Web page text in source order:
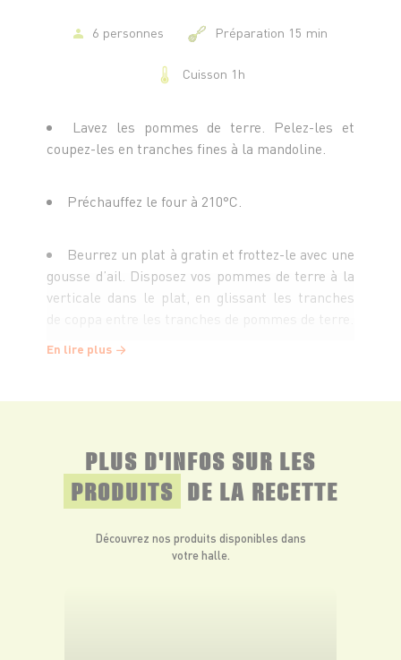
6 personnes Préparation 15 min
Cuisson 1h
Lavez les pommes de terre. Pelez-les et
coupez-les en tranches fines à la mandoline.
Préchauffez le four à 210°C.
Beurrez un plat à gratin et frottez-le avec une
gousse d’ail. Disposez vos pommes de terre à la
verticale dans le plat, en glissant les tranches
de coppa entre les tranches de pommes de terre.
Faites cuire pendant 1h.
En lire plus
PLUS D'INFOS SUR LES
PRODUITS DE LA RECETTE
Découvrez nos produits disponibles dans
votre halle.